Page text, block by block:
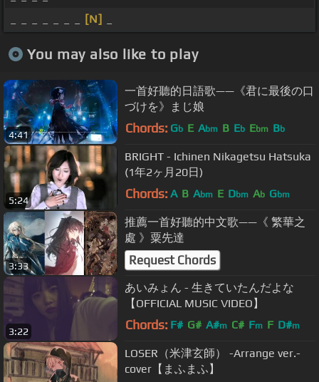
[N]
You may also like to play
4:41
一首好聽的日語歌——《君に最後の口
づけを》まじ娘
Chords: Gb E Abm B Eb Ebm Bb
5:24
BRIGHT - Ichinen Nikagetsu Hatsuka
(1年2ヶ月20日)
Chords: A B Abm E Dbm Ab Gbm
3:33
推薦一首好聽的中文歌——《 繁華之
處 》粟先達
Request Chords
3:22
あいみょん - 生きていたんだよな
【OFFICIAL MUSIC VIDEO】
Chords: F# G# A#m C# Fm F D#m
LOSER（米津玄師） -Arrange ver.-
cover【まふまふ】